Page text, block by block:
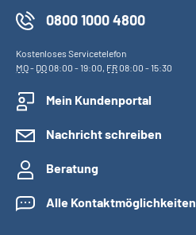
0800 1000 4800
Kostenloses Servicetelefon
MO- DO08:00 - 19:00, FR08:00 - 15:30
Mein Kundenportal
Nachricht schreiben
Beratung
Alle Kontaktmöglichkeiten